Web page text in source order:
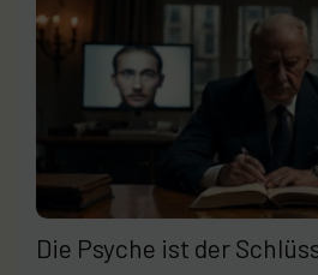
Die Psyche ist der